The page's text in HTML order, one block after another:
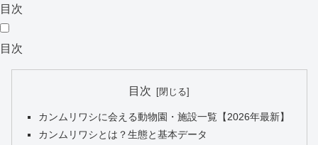
目次
目次
目次
カンムリワシに会える動物園・施設一覧【2026年最新】
カンムリワシとは？生態と基本データ